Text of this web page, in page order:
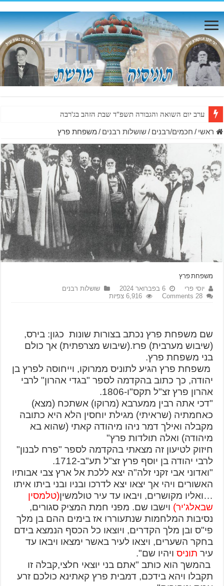
ערב יום השואה והגבורה תשפ"ד שבת הזהב בג'רבה
שמות יהודי תוניסיה אשר נספו בשואה
ראשי / חכמים/רבנים /שושלות רבנים / משפחת פרץ
משפחת פרץ
יוסי פרי 6 בפברואר 2024
שושלות רבנים
28 Comments
6,916 צפיות
שם משפחת פרץ נכתב בצורות שונות כגון: בירס,
(שיבוש מערבית) פרז.(שיבוש מצרפתית) אך כולם
בני משפחת פרץ.
משפחת פרץ הגיע לתוניס ממרוקו, וייחוסה לפרץ בן
יהודה, כך כתוב בהקדמה לספר "בגדי אהרון" לרבי
אהרון פרץ זצ"ל תקס"ו-1806.
"דכי אתה רבין ממערבא (מרוקו) אשתכח (מצא)
כאחמתיה (שראיתי) מגילת יוחסין הלא היא כתובה
מקבלה ואילך דמר ניהו מיהודה קאתי (שהוא בא
מיהודה) ואלה תולדות פרץ"
חיזוק לטיעון זה מצאתי בהקדמה לספר "פרח לבנון"
לרבי יהודה בן יוסף פרץ זצ"ל תע"ב-1712.
"ואדוני אבי זקני זלה"ה יצא ללכת אל ארץ צבי אבותיו
האשורים ויהי אך יצאו יצא לדרכו ובניו ובני ביתו איתו
…ואליו מקושרים, ויבאו עד עיר טולמשין(טלמסין
שבאלג'יר) וישבו שם. מפני חמת המציק סגורים,
נסיבות המלחמות שנתעוררו אז בימים ההם בן מלך
פי"ס ובן מלך הקדרים, ויוצאו כל הכסף הנמצא בידם
בחקר השערים, ויצאו לעיר באשר ימצאו ויבאו עד
עיר תוניס ויהיו שם".
בהמשך הוא כותב "אתם בני יוצאי חלצי,קבלה זו
תקבלו ויהא בידכם, דמבית פרץ קאתינא כולכם זרע